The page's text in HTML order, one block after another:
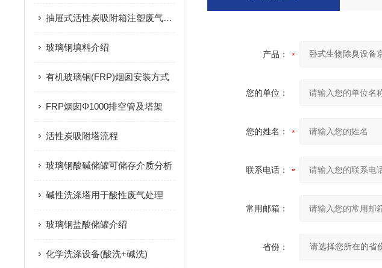
抽屉式活性炭吸附箱注塑废气处理
玻璃钢填料介绍
有机玻璃钢(FRP)烟囱安装方式
FRP烟囱Φ1000排空管及塔架
活性炭吸附塔流程
玻璃钢酸碱储罐可储存介质分析
碱性洗涤塔用于酸性废气处理
玻璃钢盐酸储罐介绍
化学洗涤设备(酸洗+碱洗)
产品：
您的单位：
您的姓名：
联系电话：
常用邮箱：
省份：